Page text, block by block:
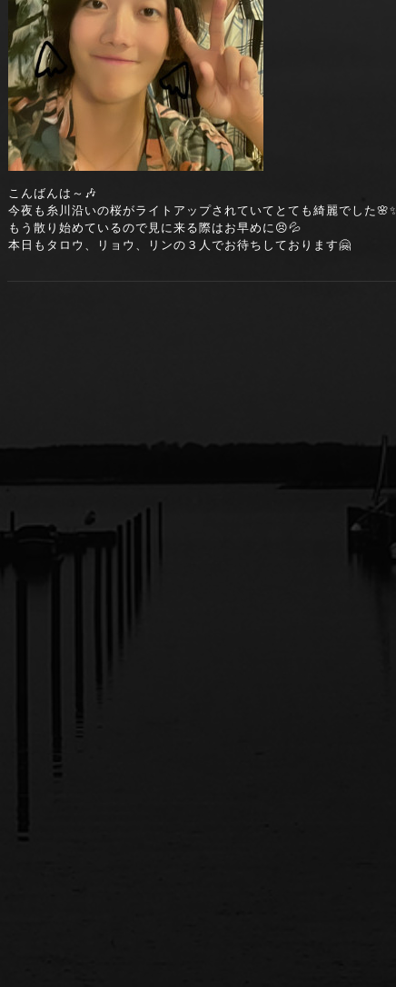
こんばんは～🎶
今夜も糸川沿いの桜がライトアップされていてとても綺麗でした
もう散り始めているので見に来る際はお早めに😣💦
本日もタロウ、リョウ、リンの３人でお待ちしております🤗